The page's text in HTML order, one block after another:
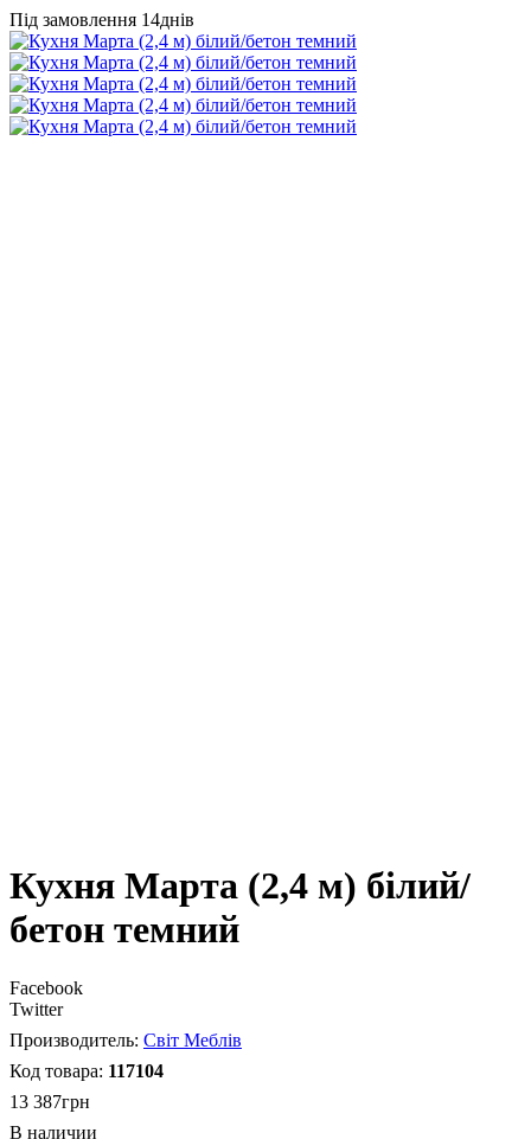
Під замовлення 14днів
Кухня Марта (2,4 м) білий/
бетон темний
Facebook
Twitter
Світ Меблів
117104
13 387грн